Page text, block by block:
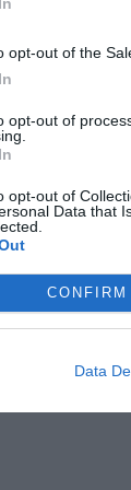
opt-out of the
opt-out of
opt-out of
Data that
CONFIRM
Data
τον κόσμο στο